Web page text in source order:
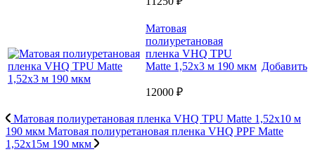
Матовая
полиуретановая
пленка VHQ TPU
Matte 1,52х3 м 190 мкм
12000 ₽
Добавить
Матовая полиуретановая пленка VHQ TPU Matte 1,52х10 м
190 мкм Матовая полиуретановая пленка VHQ PPF Matte
1,52х15м 190 мкм